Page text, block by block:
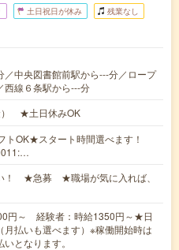
土日祝日が休み 残業なし
／中央図書館前駅から---分／ロープ
西線６条駅から---分
） ★土日休みOK
OK★スタート時間選べます！
！ ★急募 ★職場が気に入れば、
円～ 経験者：時給1350円～★日
月払いも選べます）※稼働開始時は
となります。